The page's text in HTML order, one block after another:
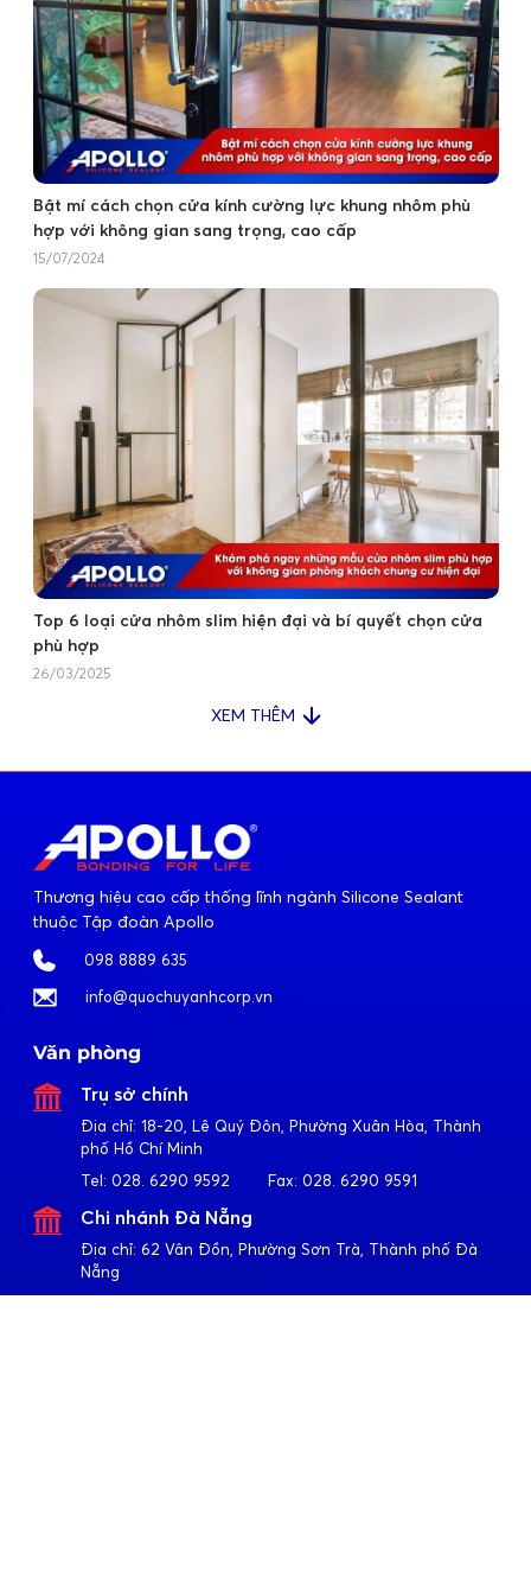
Bật mí cách chọn cửa kính cường lực khung nhôm phù
hợp với không gian sang trọng, cao cấp
15/07/2024
Top 6 loại cửa nhôm slim hiện đại và bí quyết chọn cửa
phù hợp
26/03/2025
XEM THÊM
Thương hiệu cao cấp thống lĩnh ngành Silicone Sealant
thuộc Tập đoàn Apollo
098 8889 635
info@quochuyanhcorp.vn
Văn phòng
Trụ sở chính
Địa chỉ: 18-20, Lê Quý Đôn, Phường Xuân Hòa, Thành
phố Hồ Chí Minh
Tel: 028. 6290 9592 Fax: 028. 6290 9591
Chi nhánh Đà Nẵng
Địa chỉ: 62 Vân Đồn, Phường Sơn Trà, Thành phố Đà
Nẵng